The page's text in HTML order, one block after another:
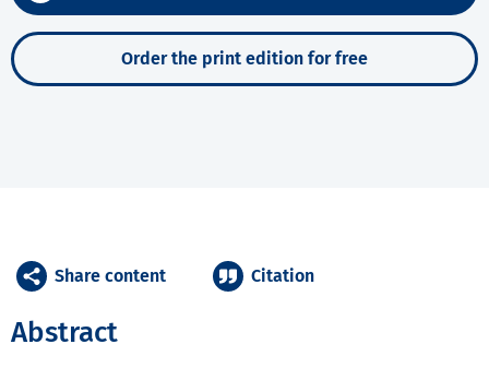
Order the print edition for free
Abstract
Share content Citation